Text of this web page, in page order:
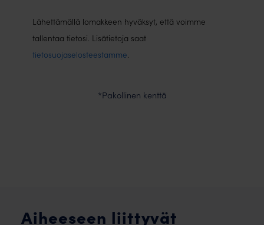
Lähettämällä lomakkeen hyväksyt, että voimme
tallentaa tietosi. Lisätietoja saat
tietosuojaselosteestamme
*Pakollinen kenttä
Aiheeseen liittyvät